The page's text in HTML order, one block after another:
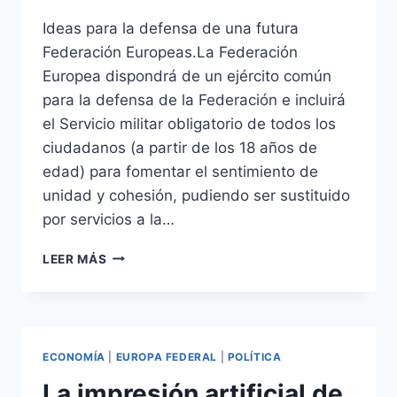
Ideas para la defensa de una futura
Federación Europeas.La Federación
Europea dispondrá de un ejército común
para la defensa de la Federación e incluirá
el Servicio militar obligatorio de todos los
ciudadanos (a partir de los 18 años de
edad) para fomentar el sentimiento de
unidad y cohesión, pudiendo ser sustituido
por servicios a la…
LEER MÁS LO
ECONOMÍA EUROPA FEDERAL POLÍTICA